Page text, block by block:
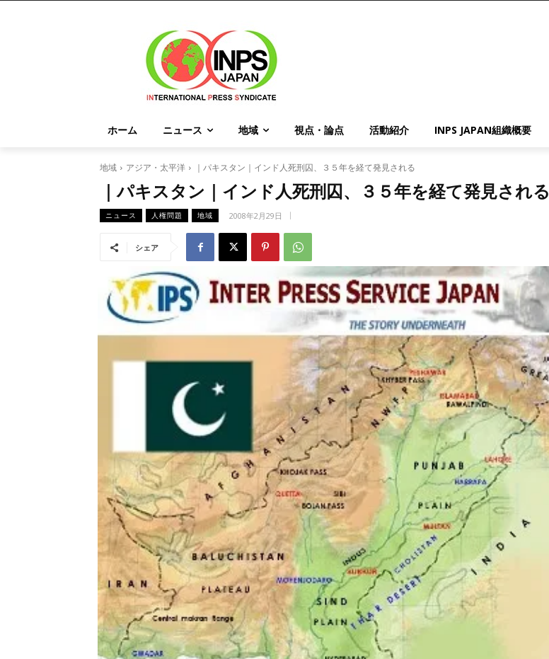
ホーム ニュース 地域 視点・論点 活動紹介 INPS JAPAN組織概要
地域 アジア・太平洋 ｜パキスタン｜インド人死刑囚、３５年を経て発見される
｜パキスタン｜インド人死刑囚、３５年を経て発見される
ニュース 人権問題 地域 2008年2月29日
シェア